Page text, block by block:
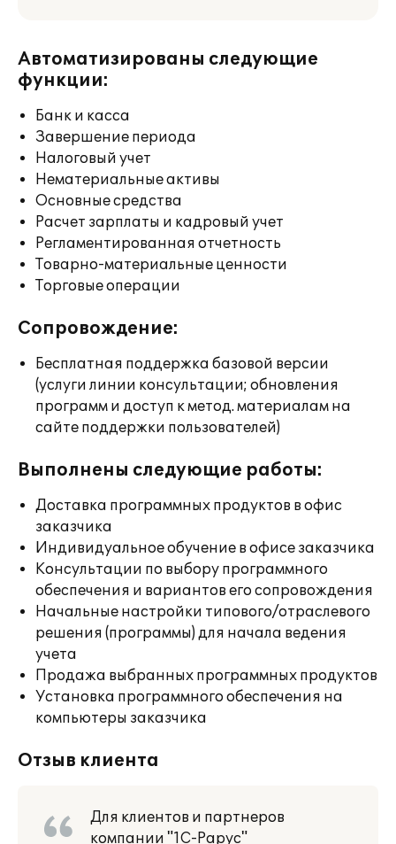
Автоматизированы следующие
функции:
Банк и касса
Завершение периода
Налоговый учет
Нематериальные активы
Основные средства
Расчет зарплаты и кадровый учет
Регламентированная отчетность
Товарно-материальные ценности
Торговые операции
Сопровождение:
Бесплатная поддержка базовой версии
(услуги линии консультации; обновления
программ и доступ к метод. материалам на
сайте поддержки пользователей)
Выполнены следующие работы:
Доставка программных продуктов в офис
заказчика
Индивидуальное обучение в офисе заказчика
Консультации по выбору программного
обеспечения и вариантов его сопровождения
Начальные настройки типового/отраслевого
решения (программы) для начала ведения
учета
Продажа выбранных программных продуктов
Установка программного обеспечения на
компьютеры заказчика
Отзыв клиента
Для клиентов и партнеров
компании "1С-Рарус"